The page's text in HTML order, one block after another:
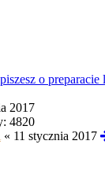
o
2017
4820
« 11 stycznia 2017